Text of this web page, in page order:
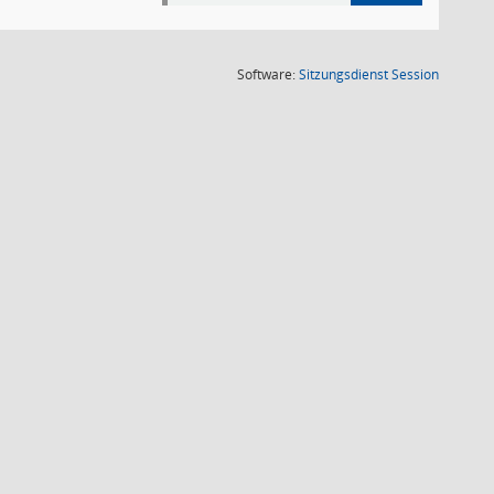
Software:SitzungsdienstSession(Wird in